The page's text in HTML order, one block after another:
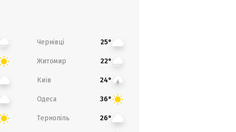
Чернівці 25°
Житомир 22°
Київ 24°
Одеса 36°
Тернопіль 26°